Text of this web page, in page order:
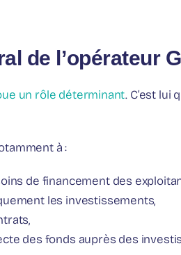
de l’opérateur
un rôle déterminant. C’est
à :
de financement des
les investissements,
des fonds auprès des